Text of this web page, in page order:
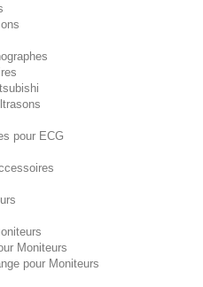
pour ECG
Moniteurs
pour Moniteurs